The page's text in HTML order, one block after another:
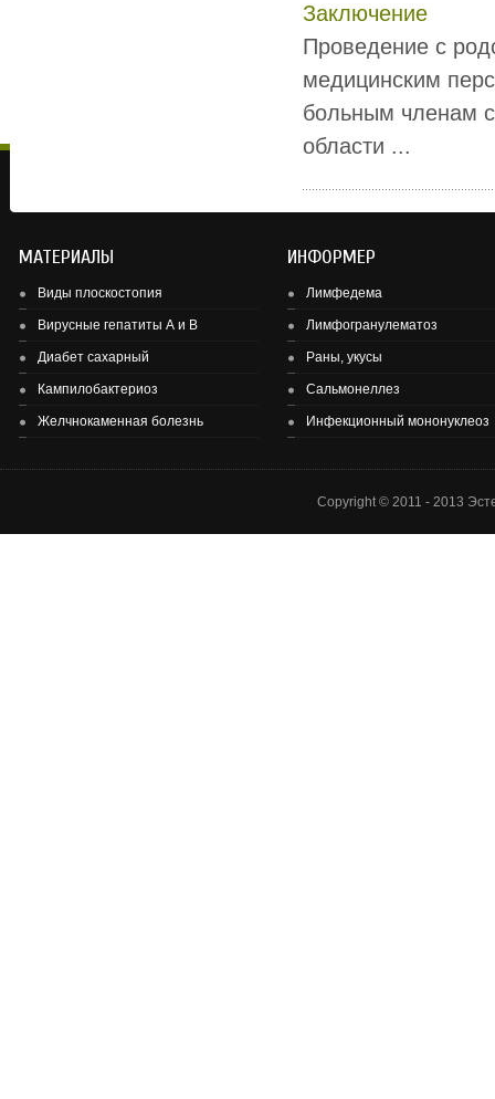
Заключение
Проведение с
медицинским
больным членам
области ...
МАТЕРИАЛЫ
Виды плоскостопия
Вирусные гепатиты А и В
Диабет сахарный
Кампилобактериоз
Желчнокаменная болезнь
ИНФОРМЕР
Лимфедема
Лимфогранулематоз
Раны, укусы
Сальмонеллез
Инфекционный мононуклеоз
Здоровье детей и подростков - основа здоровье нации.
Copyright © 2011 - 2013